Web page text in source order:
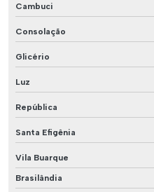
Cambuci
Consolação
Glicério
Luz
República
Santa Efigênia
Vila Buarque
Brasilândia